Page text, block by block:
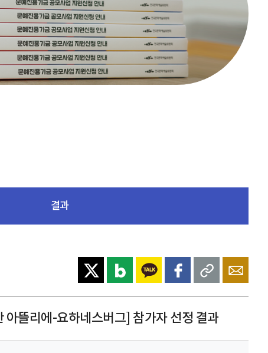
결과
뜰리에-요하네스버그] 참가자 선정 결과